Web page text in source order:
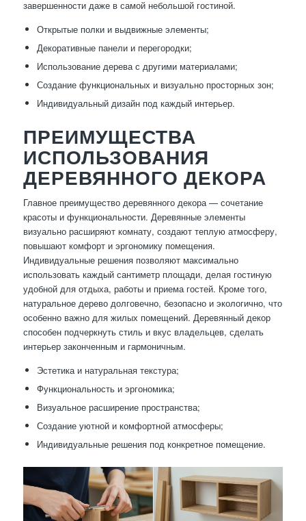
завершенности даже в самой небольшой гостиной.
Открытые полки и выдвижные элементы;
Декоративные панели и перегородки;
Использование дерева с другими материалами;
Создание функциональных и визуально просторных зон;
Индивидуальный дизайн под каждый интерьер.
ПРЕИМУЩЕСТВА
ИСПОЛЬЗОВАНИЯ
ДЕРЕВЯННОГО ДЕКОРА
Главное преимущество деревянного декора — сочетание
красоты и функциональности. Деревянные элементы
визуально расширяют комнату, создают теплую атмосферу,
повышают комфорт и эргономику помещения.
Индивидуальные решения позволяют максимально
использовать каждый сантиметр площади, делая гостиную
удобной для отдыха, работы и приема гостей. Кроме того,
натуральное дерево долговечно, безопасно и экологично, что
особенно важно для жилых помещений. Деревянный декор
способен подчеркнуть стиль и вкус владельцев, сделать
интерьер законченным и гармоничным.
Эстетика и натуральная текстура;
Функциональность и эргономика;
Визуальное расширение пространства;
Создание уютной и комфортной атмосферы;
Индивидуальные решения под конкретное помещение.